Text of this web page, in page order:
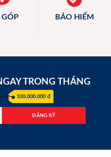
GÓP BẢO HIỂM
TRONG THÁNG
100.000.000 đ